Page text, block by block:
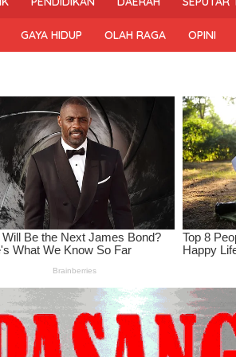
GAYA HIDUP OLAH RAGA OPINI